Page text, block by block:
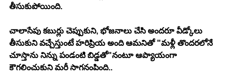
తీసుకుపోయింది.
చాలాసేపు కబుర్లు చెప్పుకుని, భోజనాలు చేసి అందరూ వీడ్కోలు
తీసుకుని వచ్చేస్తుంటే హరిప్రియ అంది ఆమనితో "మళ్లీ తొందరలోనే
చూస్తాను నిన్ను పండంటి బిడ్డతో"నంటూ ఆప్యాయంగా
కౌగలించుకుని మరీ సాగనంపింది..